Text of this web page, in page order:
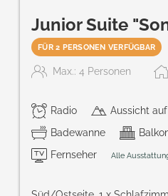
Junior Suite
FÜR 2 PERSONEN VERFÜGBAR
Max.: 4 Personen
Radio
Aussicht
Badewanne
Fernseher
Alle